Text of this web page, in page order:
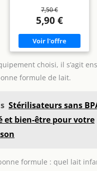
7,50 €
5,90 €
choisi, il s’agit
formule de lait.
Stérilisateurs sans
et bien-être pour votre
formule : quel lait